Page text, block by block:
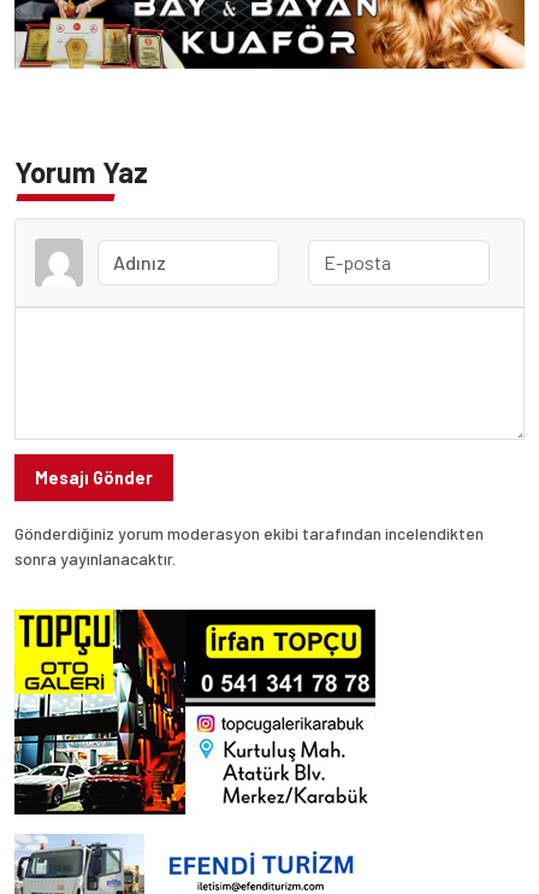
Yorum Yaz
Mesajı Gönder
Gönderdiğiniz yorum moderasyon ekibi tarafından incelendikten
sonra yayınlanacaktır.